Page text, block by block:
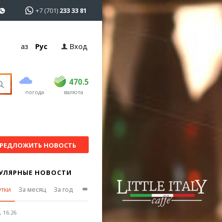
+7 (701) 233 33 81
Қаз Рус Вход
погода
470.5
USD 469 470.5
EUR валюта
НОВОСТЬ
НОВОСТИ
За месяц За год ∞
16:26